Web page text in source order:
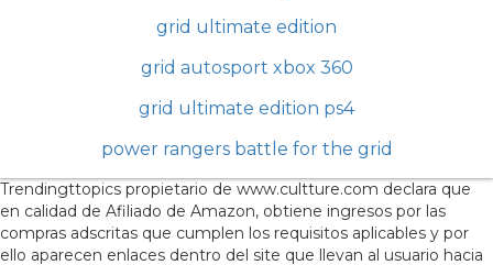
grid ultimate edition
grid autosport xbox 360
grid ultimate edition ps4
power rangers battle for the grid
Trendingttopics propietario de www.cultture.com declara que
en calidad de Afiliado de Amazon, obtiene ingresos por las
compras adscritas que cumplen los requisitos aplicables y por
ello aparecen enlaces dentro del site que llevan al usuario hacia